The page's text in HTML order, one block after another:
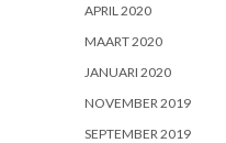
APRIL 2020
MAART 2020
JANUARI 2020
NOVEMBER 2019
SEPTEMBER 2019